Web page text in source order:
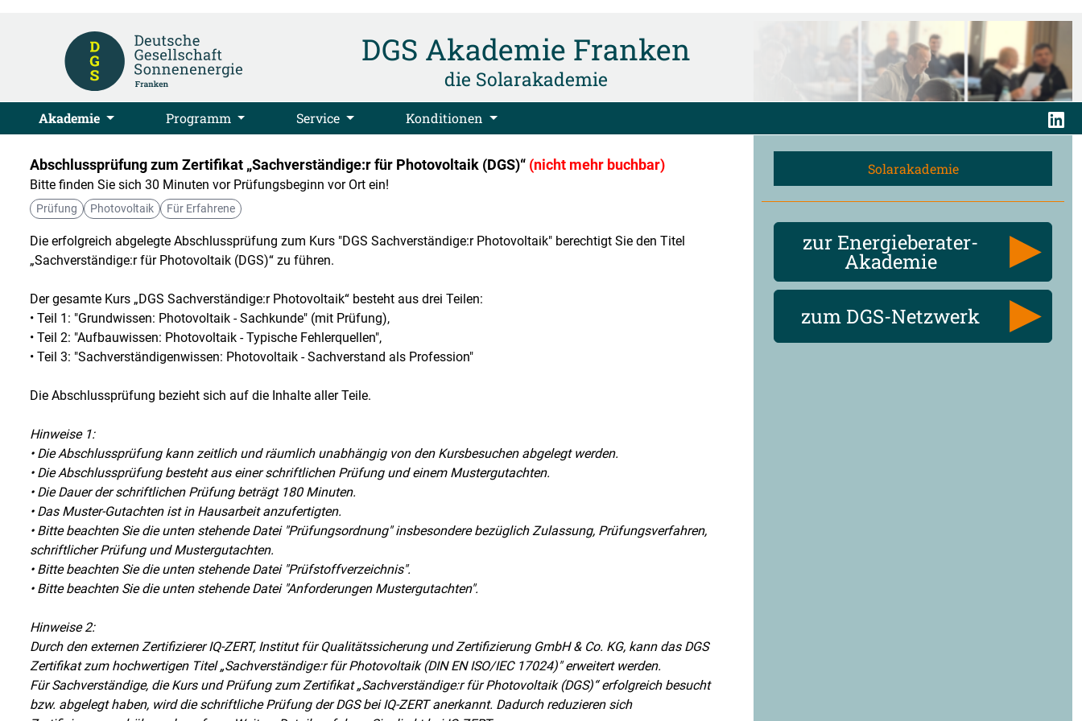
DGS Akademie Franken
die Solarakademie
Akademie Programm Service Konditionen
Abschlussprüfung zum Zertifikat „Sachverständige:r für Photovoltaik (DGS)“ (nicht mehr buchbar)
Bitte finden Sie sich 30 Minuten vor Prüfungsbeginn vor Ort ein!
Prüfung Photovoltaik Für Erfahrene
Die erfolgreich abgelegte Abschlussprüfung zum Kurs "DGS Sachverständige:r Photovoltaik" berechtigt Sie den Titel
„Sachverständige:r für Photovoltaik (DGS)“ zu führen.
Der gesamte Kurs „DGS Sachverständige:r Photovoltaik“ besteht aus drei Teilen:
• Teil 1: "Grundwissen: Photovoltaik - Sachkunde" (mit Prüfung),
• Teil 2: "Aufbauwissen: Photovoltaik - Typische Fehlerquellen",
• Teil 3: "Sachverständigenwissen: Photovoltaik - Sachverstand als Profession"
Die Abschlussprüfung bezieht sich auf die Inhalte aller Teile.
Hinweise 1:
• Die Abschlussprüfung kann zeitlich und räumlich unabhängig von den Kursbesuchen abgelegt werden.
• Die Abschlussprüfung besteht aus einer schriftlichen Prüfung und einem Mustergutachten.
• Die Dauer der schriftlichen Prüfung beträgt 180 Minuten.
• Das Muster-Gutachten ist in Hausarbeit anzufertigten.
• Bitte beachten Sie die unten stehende Datei "Prüfungsordnung" insbesondere bezüglich Zulassung, Prüfungsverfahren,
schriftlicher Prüfung und Mustergutachten.
• Bitte beachten Sie die unten stehende Datei "Prüfstoffverzeichnis".
• Bitte beachten Sie die unten stehende Datei "Anforderungen Mustergutachten".
Hinweise 2:
Durch den externen Zertifizierer IQ-ZERT, Institut für Qualitätssicherung und Zertifizierung GmbH & Co. KG, kann das DGS
Zertifikat zum hochwertigen Titel „Sachverständige:r für Photovoltaik (DIN EN ISO/IEC 17024)" erweitert werden.
Für Sachverständige, die Kurs und Prüfung zum Zertifikat „Sachverständige:r für Photovoltaik (DGS)“ erfolgreich besucht
bzw. abgelegt haben, wird die schriftliche Prüfung der DGS bei IQ-ZERT anerkannt. Dadurch reduzieren sich
Solarakademie
zur Energieberater-
Akademie
zum DGS-Netzwerk